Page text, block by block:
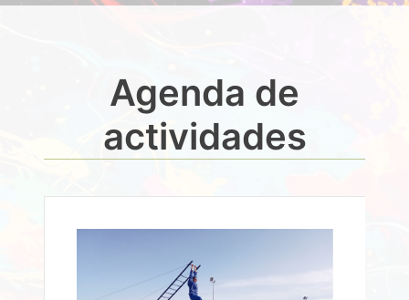
Agenda de
actividades